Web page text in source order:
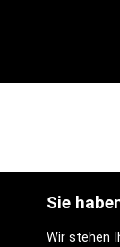
Sie
Wir stehen